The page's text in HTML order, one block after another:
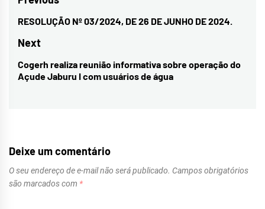
de
Post
Previous
post:
RESOLUÇÃO Nº 03/2024, DE 26 DE JUNHO DE 2024.
Next
Next
post:
Cogerh realiza reunião informativa sobre operação do
Açude Jaburu I com usuários de água
Deixe um comentário
O seu endereço de e-mail não será publicado. Campos obrigatórios
são marcados com *